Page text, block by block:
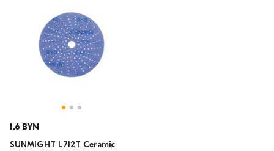
1.6 BYN
SUNMIGHT L712T Ceramic